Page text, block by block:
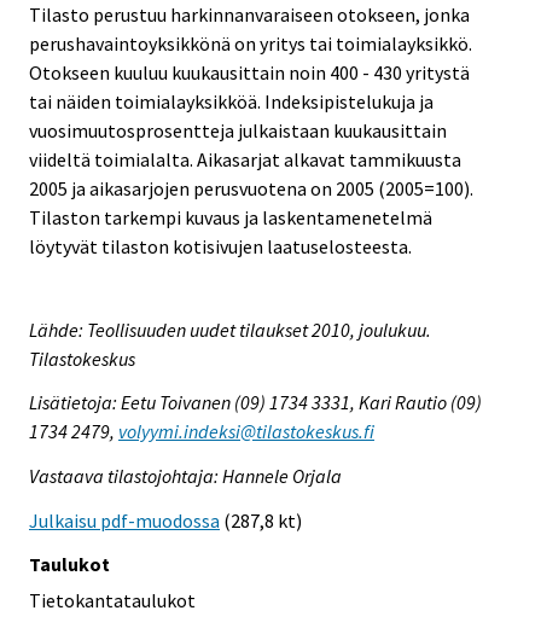
Tilasto perustuu harkinnanvaraiseen otokseen, jonka
perushavaintoyksikkönä on yritys tai toimialayksikkö.
Otokseen kuuluu kuukausittain noin 400 - 430 yritystä
tai näiden toimialayksikköä. Indeksipistelukuja ja
vuosimuutosprosentteja julkaistaan kuukausittain
viideltä toimialalta. Aikasarjat alkavat tammikuusta
2005 ja aikasarjojen perusvuotena on 2005 (2005=100).
Tilaston tarkempi kuvaus ja laskentamenetelmä
löytyvät tilaston kotisivujen laatuselosteesta.
Lähde: Teollisuuden uudet tilaukset 2010, joulukuu.
Tilastokeskus
Lisätietoja: Eetu Toivanen (09) 1734 3331, Kari Rautio (09)
1734 2479, volyymi.indeksi@tilastokeskus.fi
Vastaava tilastojohtaja: Hannele Orjala
Julkaisu pdf-muodossa (287,8 kt)
Taulukot
Tietokantataulukot